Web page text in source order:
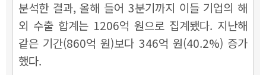
분석한 결과, 올해 들어 3분기까지 이들 기업의 해
외 수출 합계는 1206억 원으로 집계됐다. 지난해
같은 기간(860억 원)보다 346억 원(40.2%) 증가
했다.